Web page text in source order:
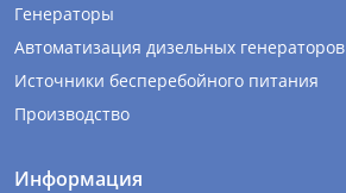
Генераторы
Автоматизация дизельных генераторов
Источники бесперебойного питания
Производство
Информация